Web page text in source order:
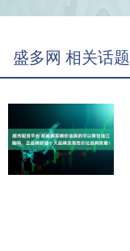
盛多网 相关话题